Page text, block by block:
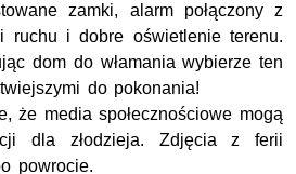
zamki, alarm połączony z
ruchu i dobre oświetlenie terenu.
dom do włamania wybierze ten
do pokonania!
że media społecznościowe mogą
dla złodzieja. Zdjęcia z ferii
powrocie.